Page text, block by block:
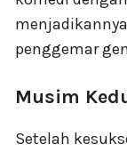
penggemar
Musim
Setelah